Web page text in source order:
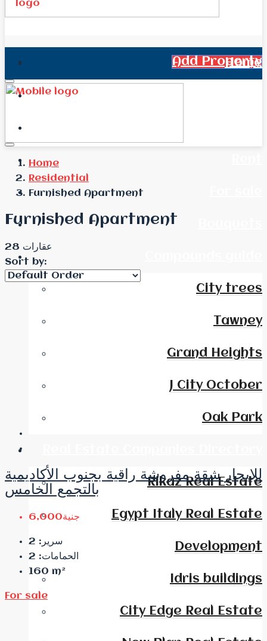
Add Property
Home
City trees
Tawney
Grand Heights
J City October
Oak Park
Rikaz Real Estate
Egypt Italy Real Estate
Development
Idris buildings
City Edge Real Estate
Home
Residential
Furnished Apartment
Furnished Apartment
28 عقارات
Sort by:
للإيجار شقة مفروشة راقية بجنوب الأكاديمية
بالتجمع الخامس
جنية6,000
سرير: 2
الحمامات: 2
160 m²
For sale